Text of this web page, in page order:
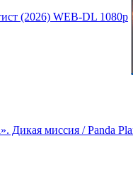
(2026) WEB-DL 1080p
Дикая миссия / Panda